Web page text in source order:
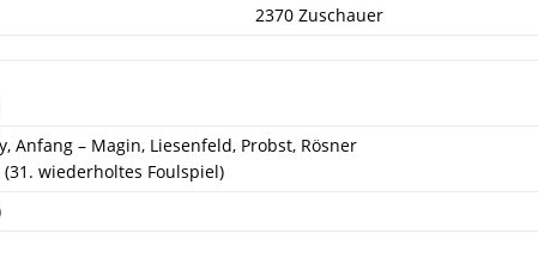
2370 Zuschauer
Anfang – Magin, Liesenfeld, Probst, Rösner
(31. wiederholtes Foulspiel)